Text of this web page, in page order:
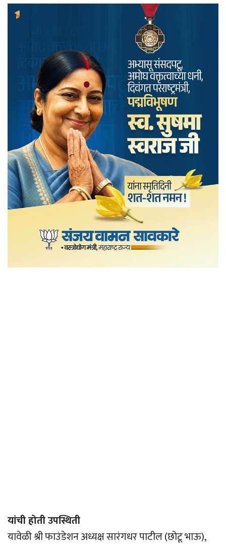
यांची होती उपस्थिती
यावेळी श्री फाउंडेशन अध्यक्ष सारंगधर पाटील (छोटू भाऊ),